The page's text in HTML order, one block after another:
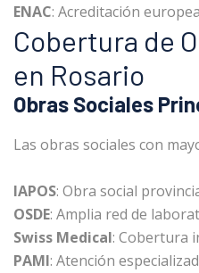
ENAC: Acreditación europea
Cobertura de
en Rosario
Obras Sociales
Las obras sociales con
IAPOS: Obra social
OSDE: Amplia red de
Swiss Medical: Cobertura
PAMI: Atención